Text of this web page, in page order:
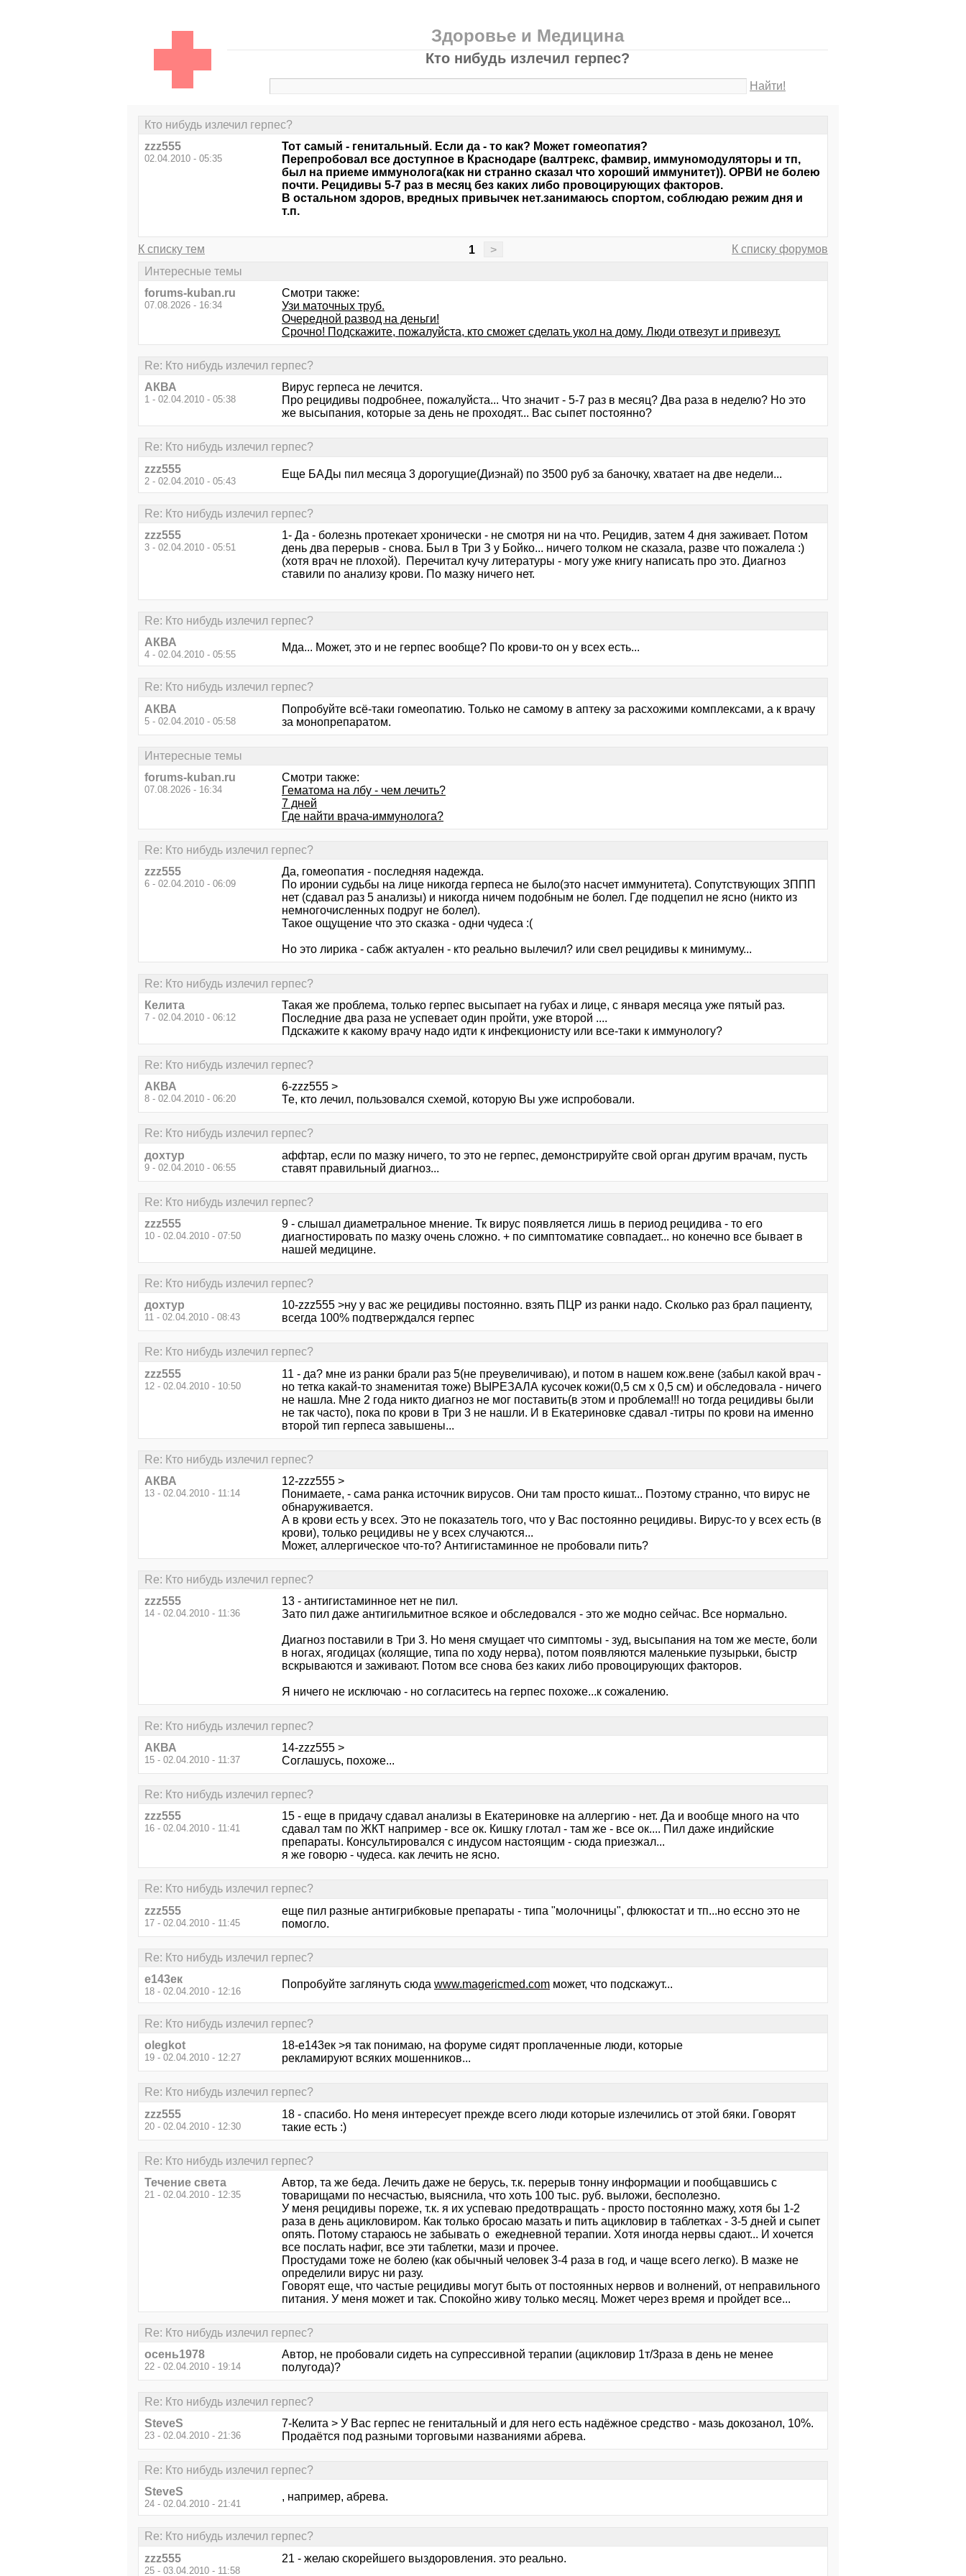
Здоровье и Медицина
Кто нибудь излечил герпес?
Найти!
Кто нибудь излечил герпес?
zzz555
02.04.2010 - 05:35
Тот самый - генитальный. Если да - то как? Может гомеопатия?
Перепробовал все доступное в Краснодаре (валтрекс, фамвир, иммуномодуляторы и тп,
был на приеме иммунолога(как ни странно сказал что хороший иммунитет)). ОРВИ не болею
почти. Рецидивы 5-7 раз в месяц без каких либо провоцирующих факторов.
В остальном здоров, вредных привычек нет.занимаюсь спортом, соблюдаю режим дня и
т.п.
К списку тем 1 >
К списку форумов
Интересные темы
forums-kuban.ru
07.08.2026 - 16:34
Смотри также:
Узи маточных труб.
Очередной развод на деньги!
Срочно! Подскажите, пожалуйста, кто сможет сделать укол на дому. Люди отвезут и привезут.
Re: Кто нибудь излечил герпес?
АКВА
1 - 02.04.2010 - 05:38
Вирус герпеса не лечится.
Про рецидивы подробнее, пожалуйста... Что значит - 5-7 раз в месяц? Два раза в неделю? Но это
же высыпания, которые за день не проходят... Вас сыпет постоянно?
Re: Кто нибудь излечил герпес?
zzz555
2 - 02.04.2010 - 05:43
Еще БАДы пил месяца 3 дорогущие(Диэнай) по 3500 руб за баночку, хватает на две недели...
Re: Кто нибудь излечил герпес?
zzz555
3 - 02.04.2010 - 05:51
1- Да - болезнь протекает хронически - не смотря ни на что. Рецидив, затем 4 дня заживает. Потом
день два перерыв - снова. Был в Три З у Бойко... ничего толком не сказала, разве что пожалела :)
(хотя врач не плохой). Перечитал кучу литературы - могу уже книгу написать про это. Диагноз
ставили по анализу крови. По мазку ничего нет.
Re: Кто нибудь излечил герпес?
АКВА
4 - 02.04.2010 - 05:55
Мда... Может, это и не герпес вообще? По крови-то он у всех есть...
Re: Кто нибудь излечил герпес?
АКВА
5 - 02.04.2010 - 05:58
Попробуйте всё-таки гомеопатию. Только не самому в аптеку за расхожими комплексами, а к врачу
за монопрепаратом.
Интересные темы
forums-kuban.ru
07.08.2026 - 16:34
Смотри также:
Гематома на лбу - чем лечить?
7 дней
Где найти врача-иммунолога?
Re: Кто нибудь излечил герпес?
zzz555
6 - 02.04.2010 - 06:09
Да, гомеопатия - последняя надежда.
По иронии судьбы на лице никогда герпеса не было(это насчет иммунитета). Сопутствующих ЗППП
нет (сдавал раз 5 анализы) и никогда ничем подобным не болел. Где подцепил не ясно (никто из
немногочисленных подруг не болел).
Такое ощущение что это сказка - одни чудеса :(
Но это лирика - сабж актуален - кто реально вылечил? или свел рецидивы к минимуму...
Re: Кто нибудь излечил герпес?
Келита
7 - 02.04.2010 - 06:12
Такая же проблема, только герпес высыпает на губах и лице, с января месяца уже пятый раз.
Последние два раза не успевает один пройти, уже второй ....
Пдскажите к какому врачу надо идти к инфекционисту или все-таки к иммунологу?
Re: Кто нибудь излечил герпес?
АКВА
8 - 02.04.2010 - 06:20
6-zzz555 >
Те, кто лечил, пользовался схемой, которую Вы уже испробовали.
Re: Кто нибудь излечил герпес?
дохтур
9 - 02.04.2010 - 06:55
аффтар, если по мазку ничего, то это не герпес, демонстрируйте свой орган другим врачам, пусть
ставят правильный диагноз...
Re: Кто нибудь излечил герпес?
zzz555
10 - 02.04.2010 - 07:50
9 - слышал диаметральное мнение. Тк вирус появляется лишь в период рецидива - то его
диагностировать по мазку очень сложно. + по симптоматике совпадает... но конечно все бывает в
нашей медицине.
Re: Кто нибудь излечил герпес?
дохтур
11 - 02.04.2010 - 08:43
10-zzz555 >ну у вас же рецидивы постоянно. взять ПЦР из ранки надо. Сколько раз брал пациенту,
всегда 100% подтверждался герпес
Re: Кто нибудь излечил герпес?
zzz555
12 - 02.04.2010 - 10:50
11 - да? мне из ранки брали раз 5(не преувеличиваю), и потом в нашем кож.вене (забыл какой врач -
но тетка какай-то знаменитая тоже) ВЫРЕЗАЛА кусочек кожи(0,5 см x 0,5 см) и обследовала - ничего
не нашла. Мне 2 года никто диагноз не мог поставить(в этом и проблема!!! но тогда рецидивы были
не так часто), пока по крови в Три 3 не нашли. И в Екатериновке сдавал -титры по крови на именно
второй тип герпеса завышены...
Re: Кто нибудь излечил герпес?
АКВА
13 - 02.04.2010 - 11:14
12-zzz555 >
Понимаете, - сама ранка источник вирусов. Они там просто кишат... Поэтому странно, что вирус не
обнаруживается.
А в крови есть у всех. Это не показатель того, что у Вас постоянно рецидивы. Вирус-то у всех есть (в
крови), только рецидивы не у всех случаются...
Может, аллергическое что-то? Антигистаминное не пробовали пить?
Re: Кто нибудь излечил герпес?
zzz555
14 - 02.04.2010 - 11:36
13 - антигистаминное нет не пил.
Зато пил даже антигильмитное всякое и обследовался - это же модно сейчас. Все нормально.
Диагноз поставили в Три 3. Но меня смущает что симптомы - зуд, высыпания на том же месте, боли
в ногах, ягодицах (колящие, типа по ходу нерва), потом появляются маленькие пузырьки, быстр
вскрываются и заживают. Потом все снова без каких либо провоцирующих факторов.
Я ничего не исключаю - но согласитесь на герпес похоже...к сожалению.
Re: Кто нибудь излечил герпес?
АКВА
15 - 02.04.2010 - 11:37
14-zzz555 >
Соглашусь, похоже...
Re: Кто нибудь излечил герпес?
zzz555
16 - 02.04.2010 - 11:41
15 - еще в придачу сдавал анализы в Екатериновке на аллергию - нет. Да и вообще много на что
сдавал там по ЖКТ например - все ок. Кишку глотал - там же - все ок.... Пил даже индийские
препараты. Консультировался с индусом настоящим - сюда приезжал...
я же говорю - чудеса. как лечить не ясно.
Re: Кто нибудь излечил герпес?
zzz555
17 - 02.04.2010 - 11:45
еще пил разные антигрибковые препараты - типа "молочницы", флюкостат и тп...но ессно это не
помогло.
Re: Кто нибудь излечил герпес?
е143ек
18 - 02.04.2010 - 12:16
Попробуйте заглянуть сюда www.magericmed.com может, что подскажут...
Re: Кто нибудь излечил герпес?
olegkot
19 - 02.04.2010 - 12:27
18-е143ек >я так понимаю, на форуме сидят проплаченные люди, которые
рекламируют всяких мошенников...
Re: Кто нибудь излечил герпес?
zzz555
20 - 02.04.2010 - 12:30
18 - спасибо. Но меня интересует прежде всего люди которые излечились от этой бяки. Говорят
такие есть :)
Re: Кто нибудь излечил герпес?
Течение света
21 - 02.04.2010 - 12:35
Автор, та же беда. Лечить даже не берусь, т.к. перерыв тонну информации и пообщавшись с
товарищами по несчастью, выяснила, что хоть 100 тыс. руб. выложи, бесполезно.
У меня рецидивы пореже, т.к. я их успеваю предотвращать - просто постоянно мажу, хотя бы 1-2
раза в день ацикловиром. Как только бросаю мазать и пить ацикловир в таблетках - 3-5 дней и сыпет
опять. Потому стараюсь не забывать о ежедневной терапии. Хотя иногда нервы сдают... И хочется
все послать нафиг, все эти таблетки, мази и прочее.
Простудами тоже не болею (как обычный человек 3-4 раза в год, и чаще всего легко). В мазке не
определили вирус ни разу.
Говорят еще, что частые рецидивы могут быть от постоянных нервов и волнений, от неправильного
питания. У меня может и так. Спокойно живу только месяц. Может через время и пройдет все...
Re: Кто нибудь излечил герпес?
осень1978
22 - 02.04.2010 - 19:14
Автор, не пробовали сидеть на супрессивной терапии (ацикловир 1т/3раза в день не менее
полугода)?
Re: Кто нибудь излечил герпес?
SteveS
23 - 02.04.2010 - 21:36
7-Келита > У Вас герпес не генитальный и для него есть надёжное средство - мазь докозанол, 10%.
Продаётся под разными торговыми названиями абрева.
Re: Кто нибудь излечил герпес?
SteveS
24 - 02.04.2010 - 21:41
, например, абрева.
Re: Кто нибудь излечил герпес?
zzz555
25 - 03.04.2010 - 11:58
21 - желаю скорейшего выздоровления. это реально.